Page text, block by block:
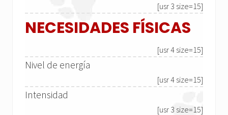
[usr 3 size=15]
NECESIDADES FÍSICAS
[usr 4 size=15]
Nivel de energía
[usr 4 size=15]
Intensidad
[usr 3 size=15]